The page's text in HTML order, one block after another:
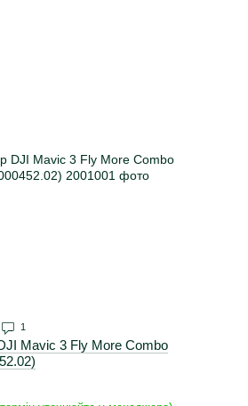
1
Mavic 3 Fly More Combo